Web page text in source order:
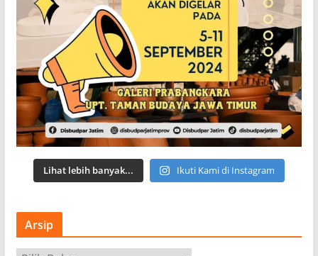
Lihat lebih banyak... Ikuti Kami di Instagram
Arsip